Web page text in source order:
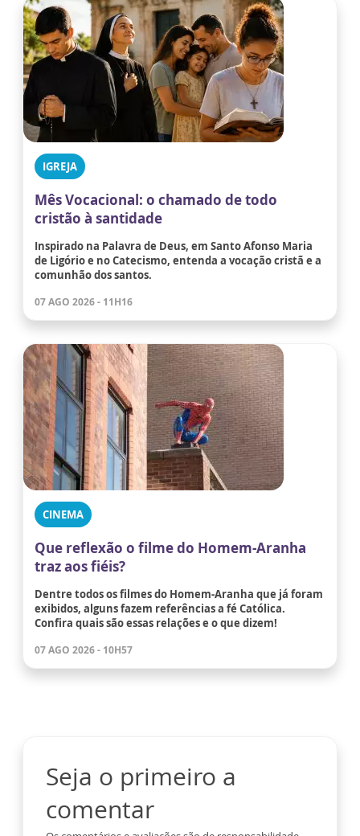
IGREJA
Mês Vocacional: o chamado de todo
cristão à santidade
Inspirado na Palavra de Deus, em Santo Afonso Maria
de Ligório e no Catecismo, entenda a vocação cristã e a
comunhão dos santos.
07 AGO 2026 - 11H16
CINEMA
Que reflexão o filme do Homem-Aranha
traz aos fiéis?
Dentre todos os filmes do Homem-Aranha que já foram
exibidos, alguns fazem referências a fé Católica.
Confira quais são essas relações e o que dizem!
07 AGO 2026 - 10H57
Seja o primeiro a
comentar